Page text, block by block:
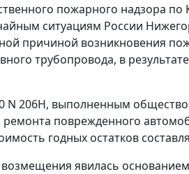
пожарного надзора
ситуациям России
причиной возникновения
трубопровода, в
N 206Н, выполненным
поврежденного
годных остатков
явилась